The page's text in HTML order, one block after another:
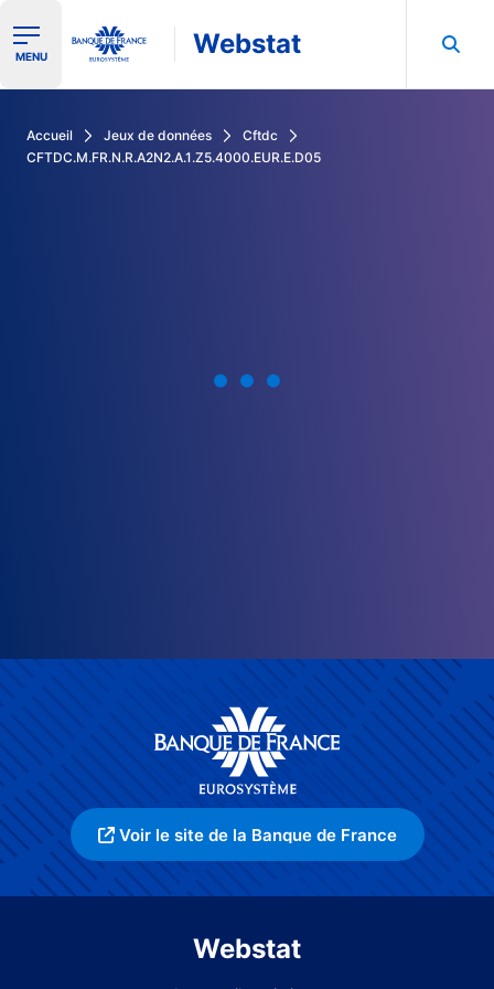
Ouvrir le menu de navigation
MENU Webstat
Accueil Jeux de données
Cftdc
CFTDC.M.FR.N.R.A2N2.A.1.Z5.4000.EUR.E.D05
Voir le site de la Banque de France
Webstat